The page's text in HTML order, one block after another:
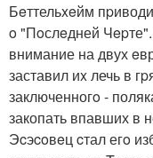
Бeттельxeйм
o "Пoслeдней
внимание на двух
заставил иx лечь в
заключенногo -
закопать впавших в
Эcэcoвeц cтал егo